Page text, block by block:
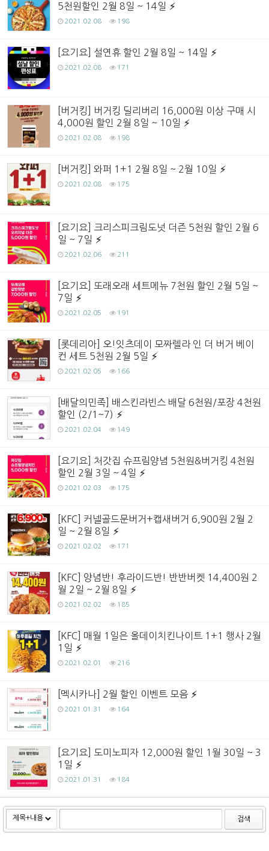
5천원할인 2월 8일 ~ 14일
2021.02.08 198
[요기요] 설연휴 할인 2월 8일 ~ 14일
2021.02.08 171
[버거킹] 버거킹 딜리버리 16,000원 이상 구매 시
4,000원 할인 2월 8일 ~ 10일
2021.02.08 198
[버거킹] 와퍼 1+1 2월 8일 ~ 2월 10일
2021.02.08 175
[요기요] 크리스피크림도넛 더즌 5천원 할인 2월 6
일 ~ 7일
2021.02.06 211
[요기요] 또래오래 세트메뉴 7천원 할인 2월 5일 ~
7일
2021.02.05 191
[롯데리아] 오!잇츠데이 모짜렐라 인 더 버거 베이
컨 세트 5천원 2월 5일
2021.02.05 166
[배달의민족] 배스킨라빈스 배달 6천원/포장 4천원
할인 (2/1~7)
2021.02.04 149
[요기요] 처갓집 슈프림양념 5천원&버거킹 4천원
할인 2월 3일 ~ 4일
2021.02.03 175
[KFC] 커넬골드문버거+캡새버거 6,900원 2월 2
일 ~ 2월 8일
2021.02.02 171
[KFC] 양념반! 후라이드반! 반반버켓 14,400원 2
월 2일 ~ 2월 8일
2021.02.02 185
[KFC] 매월 1일은 올데이치킨나이트 1+1 행사 2월
1일
2021.02.01 216
[멕시카나] 2월 할인 이벤트 모음
2021.01.31 164
[요기요] 도미노피자 12,000원 할인 1월 30일 ~ 3
1일
2021.01.31 184
검색